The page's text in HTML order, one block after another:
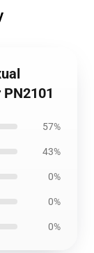
57%
43%
0%
0%
0%